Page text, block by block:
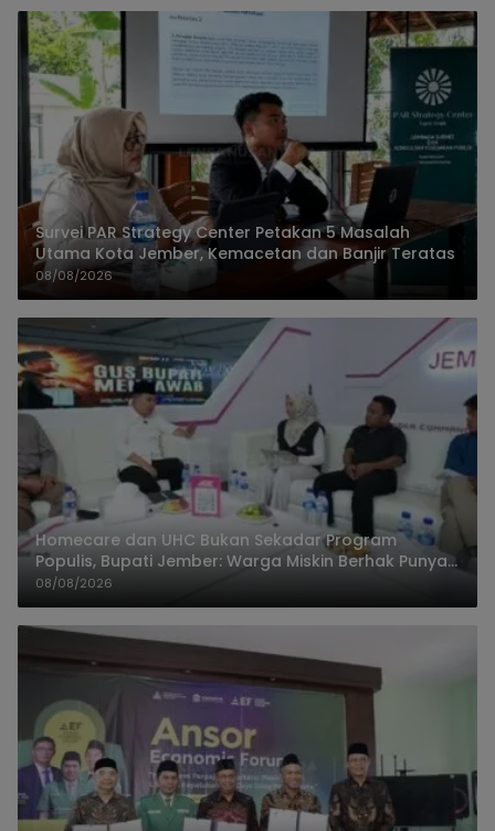
Survei PAR Strategy Center Petakan 5 Masalah
Utama Kota Jember, Kemacetan dan Banjir Teratas
08/08/2026
Homecare dan UHC Bukan Sekadar Program
Populis, Bupati Jember: Warga Miskin Berhak Punya
Akses Dokter Keluarga
08/08/2026